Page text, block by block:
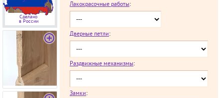
Сделано
в России
Лакокрасочные работы:
Дверные петли:
Раздвижные механизмы:
Замки: